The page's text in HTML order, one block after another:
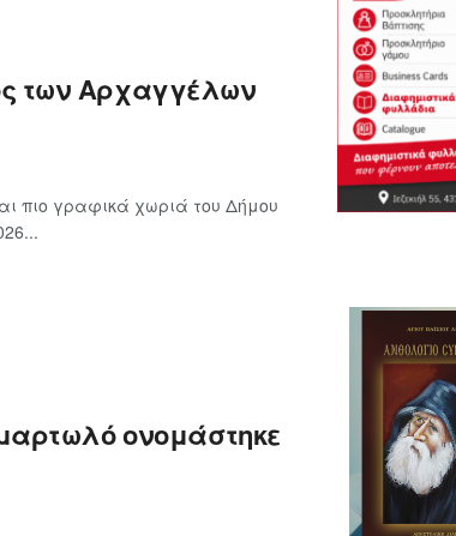
των Αρχαγγέλων
πιο γραφικά χωριά του Δήμου
ονομάστηκε